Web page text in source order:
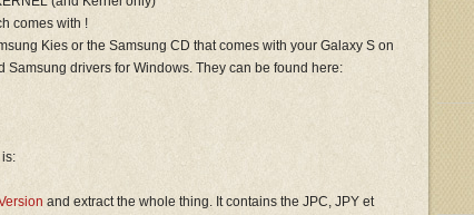
comes with !
Kies or the Samsung CD that comes with your Galaxy S on
Samsung drivers for Windows. They can be found here:
and extract the whole thing. It contains the JPC, JPY et